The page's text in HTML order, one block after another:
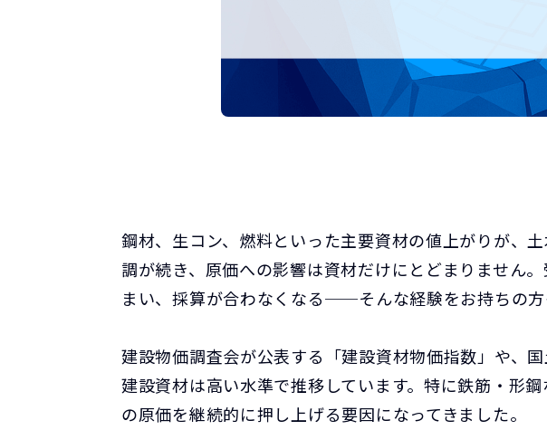
鋼材、生コン、燃料といった主要資材の値上がりが、
調が続き、原価への影響は資材だけにとどまりません
まい、採算が合わなくなる──そんな経験をお持ちの方
建設物価調査会が公表する「建設資材物価指数」や、
建設資材は高い水準で推移しています。特に鉄筋・形
の原価を継続的に押し上げる要因になってきました。